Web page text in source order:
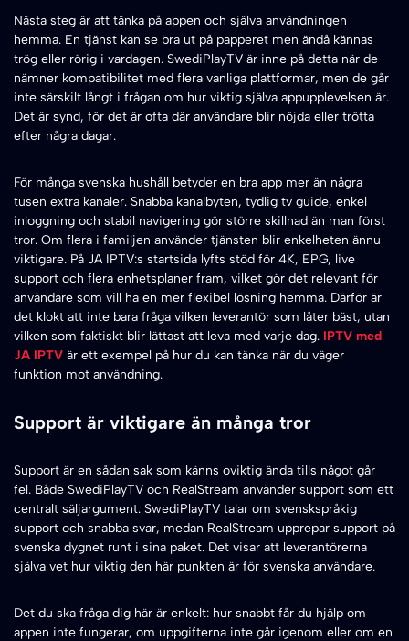
Nästa steg är att tänka på appen och själva användningen
hemma. En tjänst kan se bra ut på papperet men ändå kännas
trög eller rörig i vardagen. SwediPlayTV är inne på detta när de
nämner kompatibilitet med flera vanliga plattformar, men de går
inte särskilt långt i frågan om hur viktig själva appupplevelsen är.
Det är synd, för det är ofta där användare blir nöjda eller trötta
efter några dagar.
För många svenska hushåll betyder en bra app mer än några
tusen extra kanaler. Snabba kanalbyten, tydlig tv guide, enkel
inloggning och stabil navigering gör större skillnad än man först
tror. Om flera i familjen använder tjänsten blir enkelheten ännu
viktigare. På JA IPTV:s startsida lyfts stöd för 4K, EPG, live
support och flera enhetsplaner fram, vilket gör det relevant för
användare som vill ha en mer flexibel lösning hemma. Därför är
det klokt att inte bara fråga vilken leverantör som låter bäst, utan
vilken som faktiskt blir lättast att leva med varje dag. IPTV med
JA IPTV är ett exempel på hur du kan tänka när du väger
funktion mot användning.
Support är viktigare än många tror
Support är en sådan sak som känns oviktig ända tills något går
fel. Både SwediPlayTV och RealStream använder support som ett
centralt säljargument. SwediPlayTV talar om svenskspråkig
support och snabba svar, medan RealStream upprepar support på
svenska dygnet runt i sina paket. Det visar att leverantörerna
själva vet hur viktig den här punkten är för svenska användare.
Det du ska fråga dig här är enkelt: hur snabbt får du hjälp om
appen inte fungerar, om uppgifterna inte går igenom eller om en